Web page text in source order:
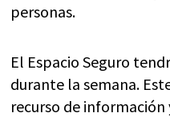
personas.
El Espacio Seguro
durante la semana.
recurso de